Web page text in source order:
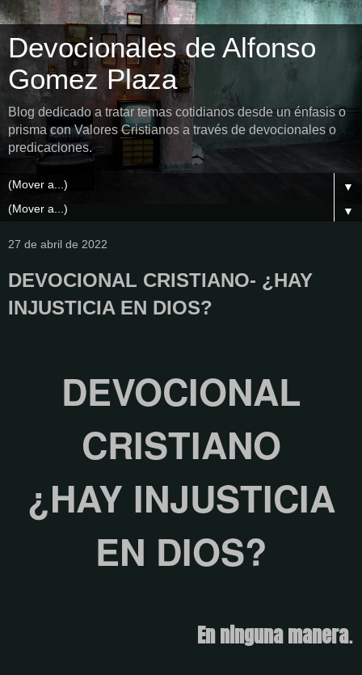
Devocionales de Alfonso
Gomez Plaza
Blog dedicado a tratar temas cotidianos desde un énfasis o
prisma con Valores Cristianos a través de devocionales o
predicaciones.
▼
▼
27 de abril de 2022
DEVOCIONAL CRISTIANO- ¿HAY
INJUSTICIA EN DIOS?
DEVOCIONAL
CRISTIANO
¿HAY INJUSTICIA
EN DIOS?
En ninguna manera.